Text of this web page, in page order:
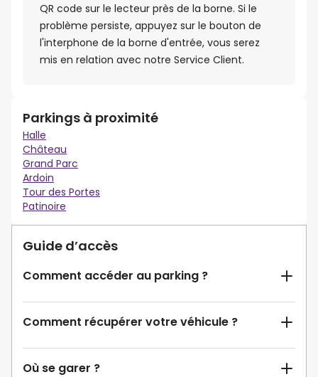
QR code sur le lecteur près de la borne. Si le
problème persiste, appuyez sur le bouton de
l'interphone de la borne d'entrée, vous serez
mis en relation avec notre Service Client.
Parkings à proximité
Halle
Château
Grand Parc
Ardoin
Tour des Portes
Patinoire
Guide d’accès
Comment accéder au parking ?
Comment récupérer votre véhicule ?
Où se garer ?